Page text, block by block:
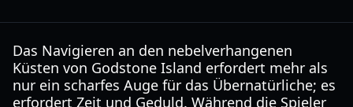
Das Navigieren an den nebelverhangenen
Küsten von Godstone Island erfordert mehr als
nur ein scharfes Auge für das Übernatürliche; es
erfordert Zeit und Geduld. Während die Spieler